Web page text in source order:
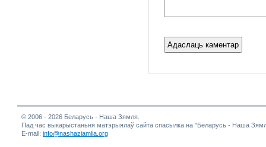
© 2006 - 2026 Беларусь - Наша Зямля.
Пад час выкарыстаньня матэрыялаў сайта спасылка на "Беларусь - Наша
E-mail: info@nashaziamlia.org